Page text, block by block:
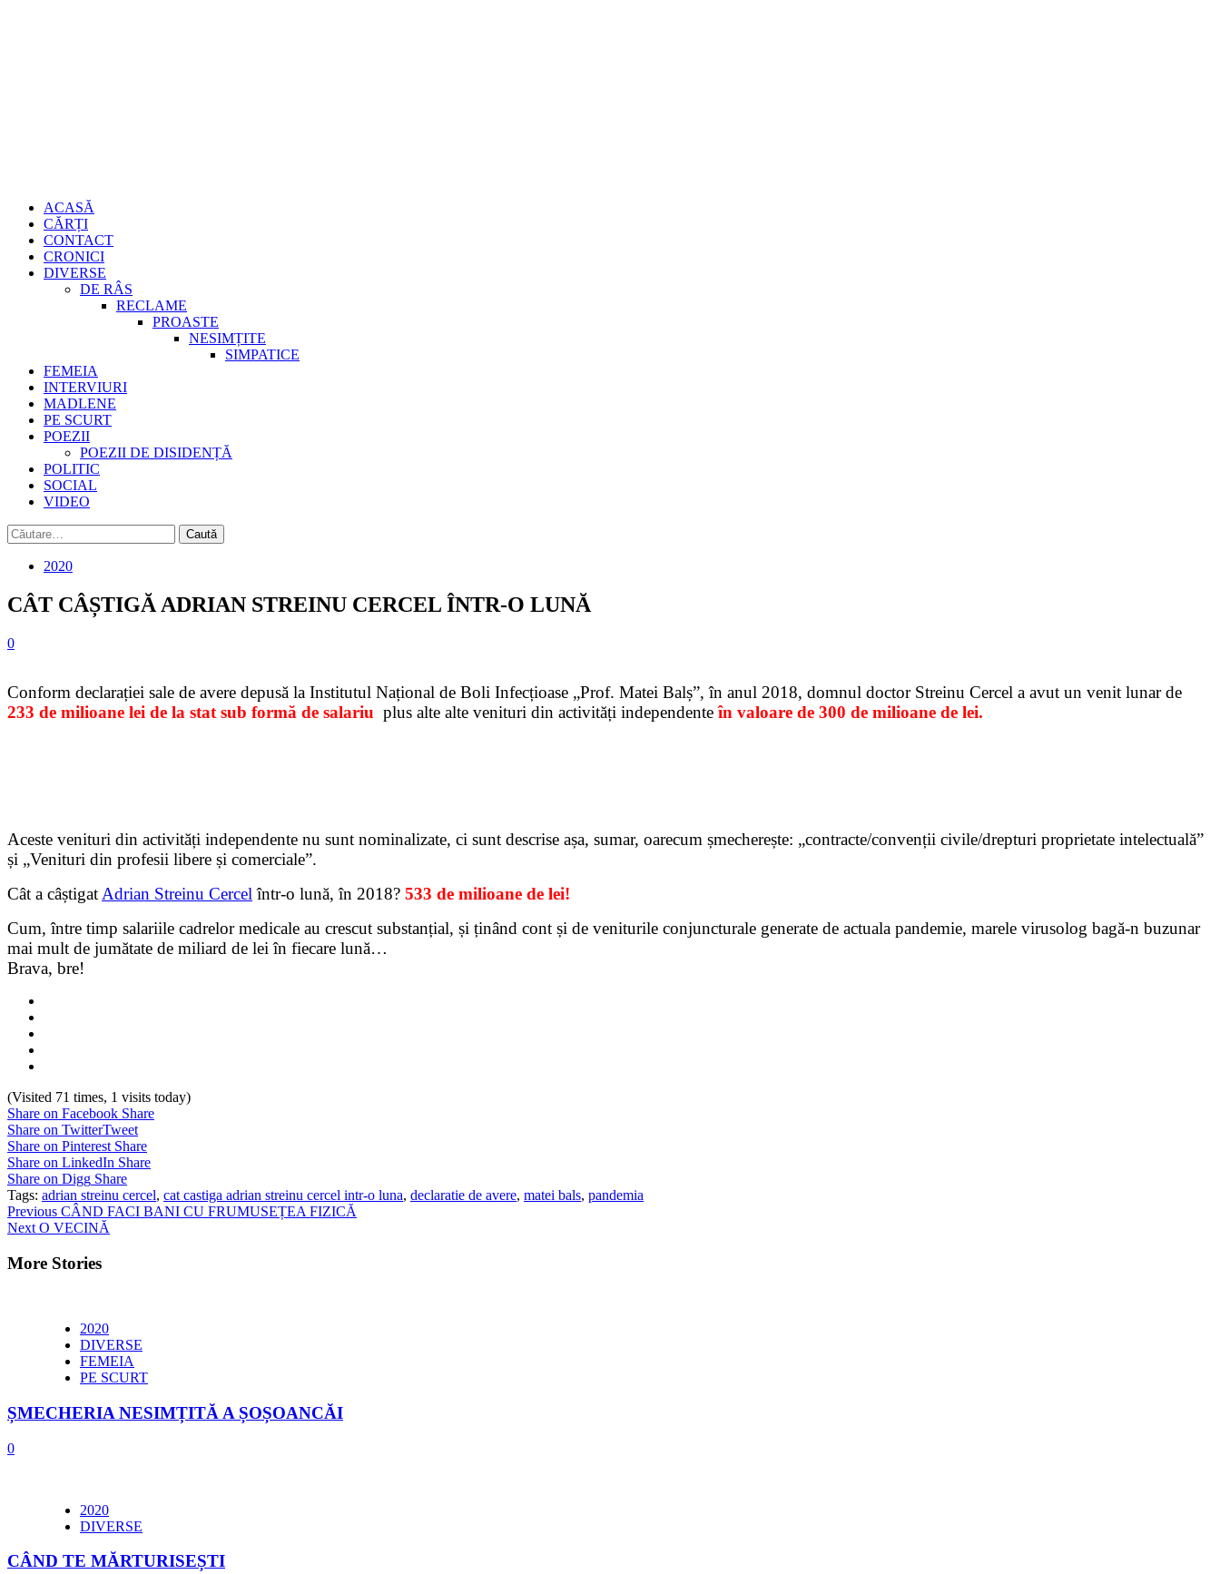
Primary
Menu
ACASĂ
CĂRȚI
CONTACT
CRONICI
DIVERSE
DE RÂS
RECLAME
PROASTE
NESIMȚITE
SIMPATICE
FEMEIA
INTERVIURI
MADLENE
PE SCURT
POEZII
POEZII DE DISIDENȚĂ
POLITIC
SOCIAL
VIDEO
Caută
după:
2020
CÂT CÂȘTIGĂ ADRIAN STREINU CERCEL ÎNTR-O LUNĂ
0
Conform declarației sale de avere depusă la Institutul Național de Boli Infecțioase „Prof. Matei Balș”, în anul 2018, domnul doctor Streinu Cercel a avut un venit lunar de
233 de milioane lei de la stat sub formă de salariu plus alte alte venituri din activități independenteîn valoare de 300 de milioane de lei.
Aceste venituri din activități independente nu sunt nominalizate, ci sunt descrise așa, sumar, oarecum șmecherește: „contracte/convenții civile/drepturi proprietate intelectuală”
și „Venituri din profesii libere și comerciale”.
Cât a câștigat Adrian Streinu Cercel într-o lună, în 2018? 533 de milioane de lei!
Cum, între timp salariile cadrelor medicale au crescut substanțial, și ținând cont și de veniturile conjuncturale generate de actuala pandemie, marele virusolog bagă-n buzunar
mai mult de jumătate de miliard de lei în fiecare lună…
Brava, bre!
(Visited 71 times, 1 visits today)
Share on Facebook Share
Share on TwitterTweet
Share on Pinterest Share
Share on LinkedIn Share
Share on Digg Share
Tags: adrian streinu cercel, cat castiga adrian streinu cercel intr-o luna, declaratie de avere, matei bals, pandemia
Continue
Reading
Previous CÂND FACI BANI CU FRUMUSEȚEA FIZICĂ
Next O VECINĂ
More Stories
2020
DIVERSE
FEMEIA
PE SCURT
ȘMECHERIA NESIMȚITĂ A ȘOȘOANCĂI
0
2020
DIVERSE
CÂND TE MĂRTURISEȘTI